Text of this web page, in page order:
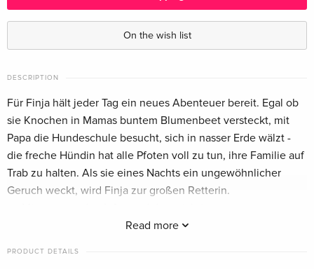
On the wish list
DESCRIPTION
Read more
Für Finja hält jeder Tag ein neues Abenteuer bereit. Egal ob
sie Knochen in Mamas buntem Blumenbeet versteckt, mit
Papa die Hundeschule besucht, sich in nasser Erde wälzt -
die freche Hündin hat alle Pfoten voll zu tun, ihre Familie auf
Trab zu halten. Als sie eines Nachts ein ungewöhnlicher
Geruch weckt, wird Finja zur großen Retterin.
Verhaltensregeln im Umgang mit Hunden
PRODUCT DETAILS